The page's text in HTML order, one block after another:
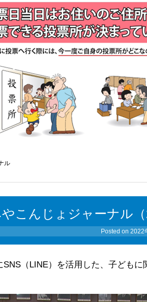
ル
こんじょジャーナル（
Posted on2022
SNS（LINE）を活用した、子ども